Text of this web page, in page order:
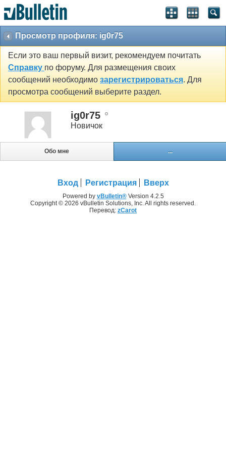
Просмотр профиля: ig0r75
Если это ваш первый визит, рекомендуем почитать
Справку по форуму. Для размещения своих
сообщений необходимо зарегистрироваться. Для
просмотра сообщений выберите раздел.
ig0r75
Новичок
Обо мне ...
Вход Регистрация Вверх
Powered by vBulletin®Version 4.2.5
Copyright © 2026 vBulletin Solutions, Inc. All rights reserved.
Перевод: zCarot